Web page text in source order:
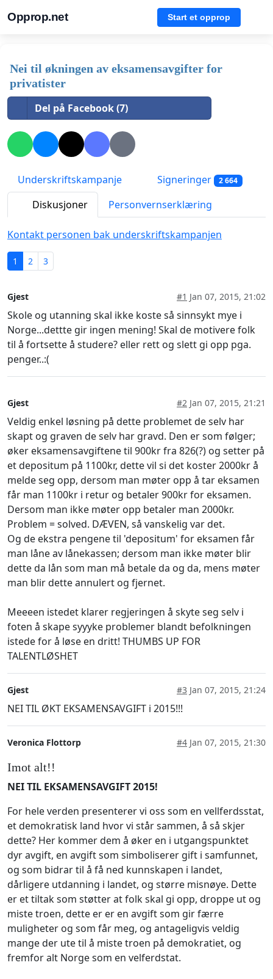
Opprop.net Start et opprop
Nei til økningen av eksamensavgifter for
privatister
Del på Facebook (7)
Underskriftskampanje Signeringer 2 664
Diskusjoner Personvernserklæring
Kontakt personen bak underskriftskampanjen
1 2 3
Gjest #1 Jan 07, 2015, 21:02
Skole og utanning skal ikke koste så sinnsykt mye i
Norge...dettte gir ingen mening! Skal de motivere folk
til å fortsette å studere? eller rett og slett gi opp pga.
penger..:(
Gjest #2 Jan 07, 2015, 21:21
Veldig enkel løsning på dette problemet de selv har
skapt og graven de selv har gravd. Den er som følger;
øker eksamensavgiftene til 900kr fra 826(?) og setter på
et depositum på 1100kr, dette vil si det koster 2000kr å
melde seg opp, dersom man møter opp å tar eksamen
får man 1100kr i retur og betaler 900kr for eksamen.
Dersom man ikke møter opp betaler man 2000kr.
Problem = solved. DÆVEN, så vanskelig var det.
Og de ekstra pengene til 'depositum' for eksamen får
man låne av lånekassen; dersom man ikke møter blir
dette da lån som man må betale da og da, mens møter
man blir dette annulert og fjernet.
Meeeen istedet klarer regjeringen å skyte seg selv i
foten å skape syyyke problemer blandt befolkningen
istede for å løse en dritt! THUMBS UP FOR
TALENTLØSHET
Gjest #3 Jan 07, 2015, 21:24
NEI TIL ØKT EKSAMENSAVGIFT i 2015!!!
Veronica Flottorp #4 Jan 07, 2015, 21:30
Imot alt!!
NEI TIL EKSAMENSAVGIFT 2015!
For hele verden presenterer vi oss som en vellferdsstat,
et demokratisk land hvor vi står sammen, å så skjer
dette? Her kommer dem å øker en i utgangspunktet
dyr avgift, en avgift som simboliserer gift i samfunnet,
og som bidrar til å få ned kunnskapen i landet,
dårligere utdanning i landet, og større misnøye. Dette
er et tiltak som støtter at folk skal gi opp, droppe ut og
miste troen, dette er er en avgift som gir færre
muligheter og som får meg, og antageligvis veldig
mange der ute til å miste troen på demokratiet, og
fremfor alt Norge som en velferdstat.